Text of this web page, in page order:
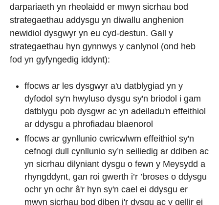
darpariaeth yn rheolaidd er mwyn sicrhau bod
strategaethau addysgu yn diwallu anghenion
newidiol dysgwyr yn eu cyd-destun. Gall y
strategaethau hyn gynnwys y canlynol (ond heb
fod yn gyfyngedig iddynt):
ffocws ar les dysgwyr a'u datblygiad yn y
dyfodol sy'n hwyluso dysgu sy'n briodol i gam
datblygu pob dysgwr ac yn adeiladu'n effeithiol
ar ddysgu a phrofiadau blaenorol
ffocws ar gynllunio cwricwlwm effeithiol sy'n
cefnogi dull cynllunio sy’n seiliedig ar ddiben ac
yn sicrhau dilyniant dysgu o fewn y Meysydd a
rhyngddynt, gan roi gwerth i’r ’broses o ddysgu
ochr yn ochr â'r hyn sy'n cael ei ddysgu er
mwyn sicrhau bod diben i'r dysgu ac y gellir ei